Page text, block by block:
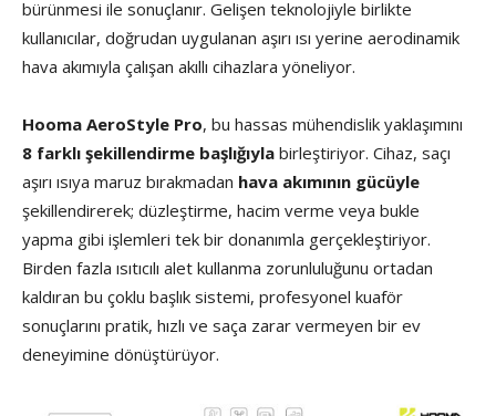
bürünmesi ile sonuçlanır. Gelişen teknolojiyle birlikte
kullanıcılar, doğrudan uygulanan aşırı ısı yerine aerodinamik
hava akımıyla çalışan akıllı cihazlara yöneliyor.
Hooma AeroStyle Pro, bu hassas mühendislik yaklaşımını
8 farklı şekillendirme başlığıyla birleştiriyor. Cihaz, saçı
aşırı ısıya maruz bırakmadan hava akımının gücüyle
şekillendirerek; düzleştirme, hacim verme veya bukle
yapma gibi işlemleri tek bir donanımla gerçekleştiriyor.
Birden fazla ısıtıcılı alet kullanma zorunluluğunu ortadan
kaldıran bu çoklu başlık sistemi, profesyonel kuaför
sonuçlarını pratik, hızlı ve saça zarar vermeyen bir ev
deneyimine dönüştürüyor.